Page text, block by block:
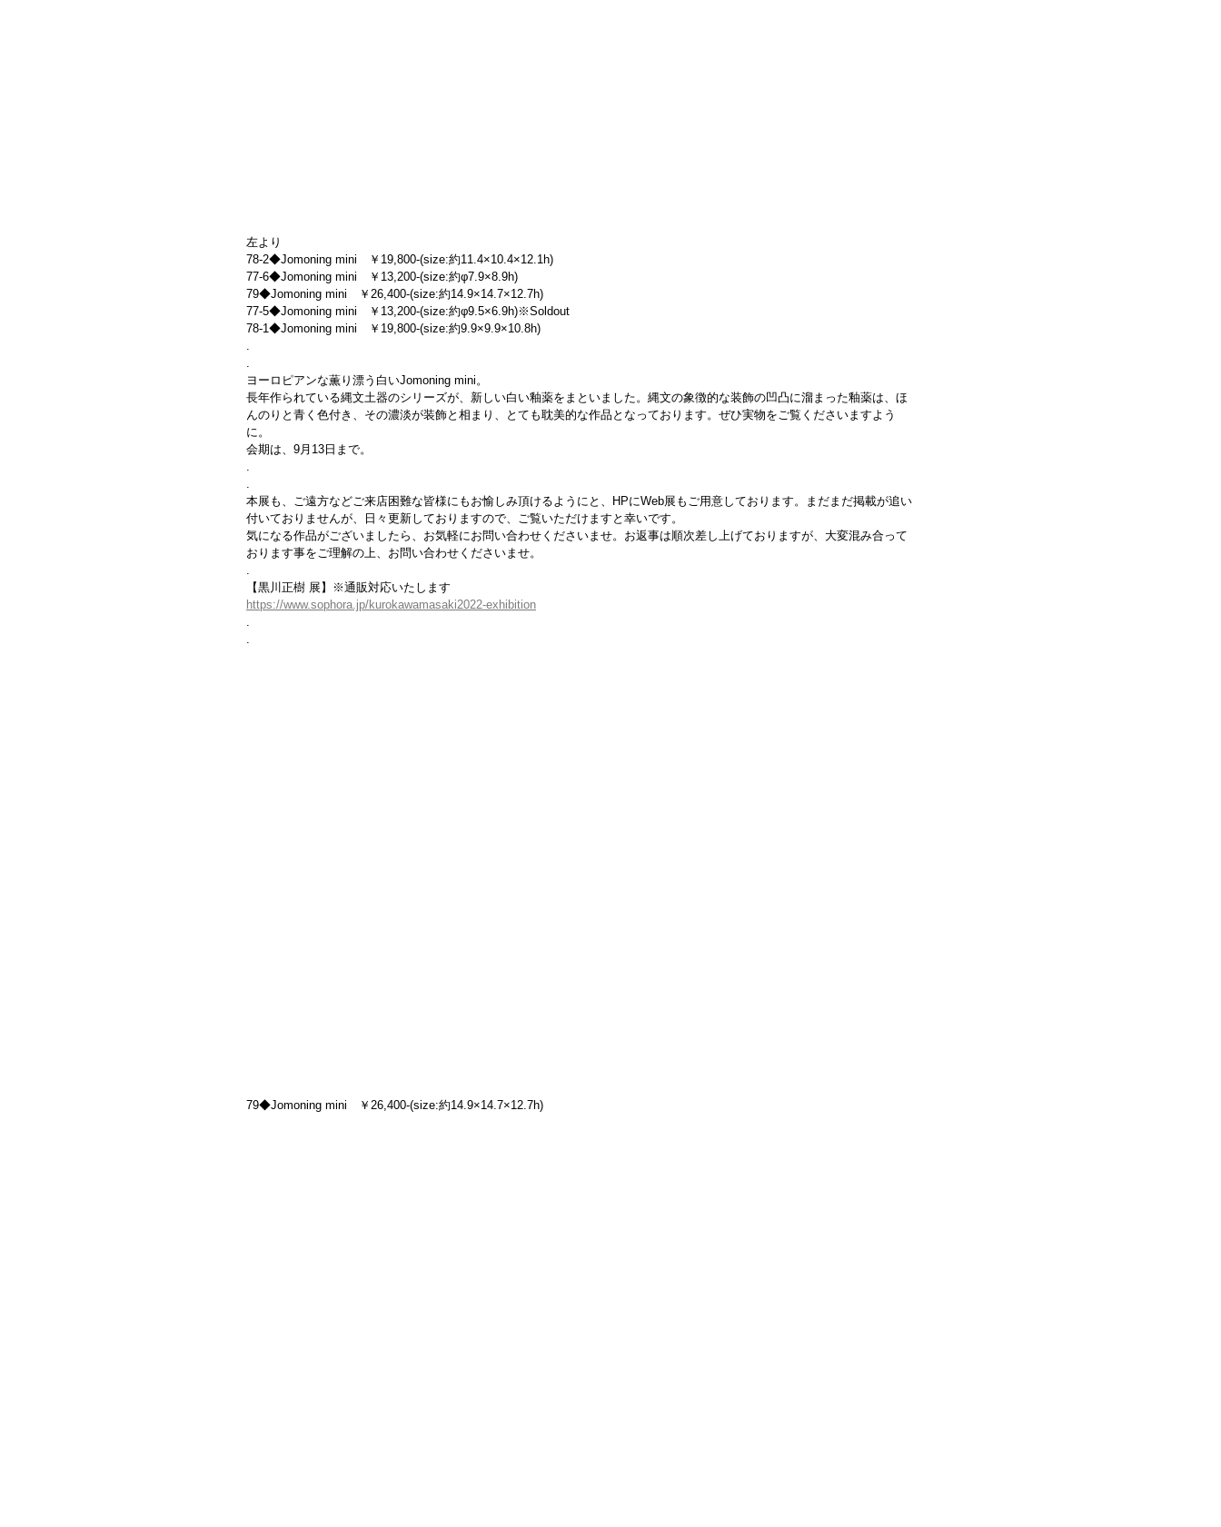
左より
78-2◆Jomoning mini　￥19,800-(size:約11.4×10.4×12.1h)
77-6◆Jomoning mini　￥13,200-(size:約φ7.9×8.9h)
79◆Jomoning mini　￥26,400-(size:約14.9×14.7×12.7h)
77-5◆Jomoning mini　￥13,200-(size:約φ9.5×6.9h)※Soldout
78-1◆Jomoning mini　￥19,800-(size:約9.9×9.9×10.8h)
.
.
ヨーロピアンな薫り漂う白いJomoning mini。
長年作られている縄文土器のシリーズが、新しい白い釉薬をまといました。縄文の象徴的な装飾の凹凸に溜まった釉薬は、ほ
んのりと青く色付き、その濃淡が装飾と相まり、とても耽美的な作品となっております。ぜひ実物をご覧くださいますよう
に。
会期は、9月13日まで。
.
.
本展も、ご遠方などご来店困難な皆様にもお愉しみ頂けるようにと、HPにWeb展もご用意しております。まだまだ掲載が追い
付いておりませんが、日々更新しておりますので、ご覧いただけますと幸いです。
気になる作品がございましたら、お気軽にお問い合わせくださいませ。お返事は順次差し上げておりますが、大変混み合って
おります事をご理解の上、お問い合わせくださいませ。
.
【黒川正樹 展】※通販対応いたします
https://www.sophora.jp/kurokawamasaki2022-exhibition
.
.
79◆Jomoning mini　￥26,400-(size:約14.9×14.7×12.7h)